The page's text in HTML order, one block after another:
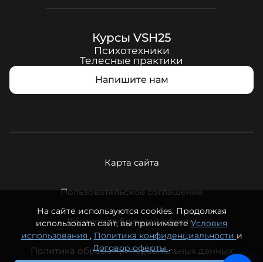
Курсы VSH25
Психотехники
Телесные практики
Напишите нам
Карта сайта
Пользовательское соглашение
Договор публичной оферты
Политика обработки персональных данных
На сайте используются cookies. Продолжая
использовать сайт, вы принимаетеУсловия
использования , Политика конфиденциальности и
Договор оферты.